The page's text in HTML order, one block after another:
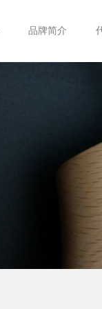
品牌简介